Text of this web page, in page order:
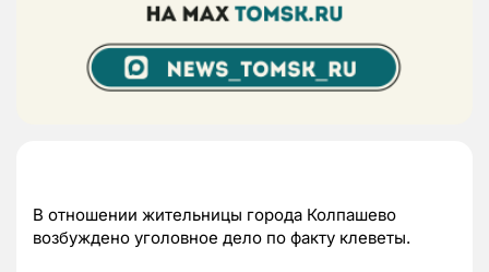
В отношении жительницы города Колпашево
возбуждено уголовное дело по факту клеветы.